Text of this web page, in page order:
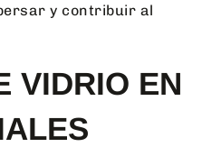
y contribuir al
VIDRIO EN